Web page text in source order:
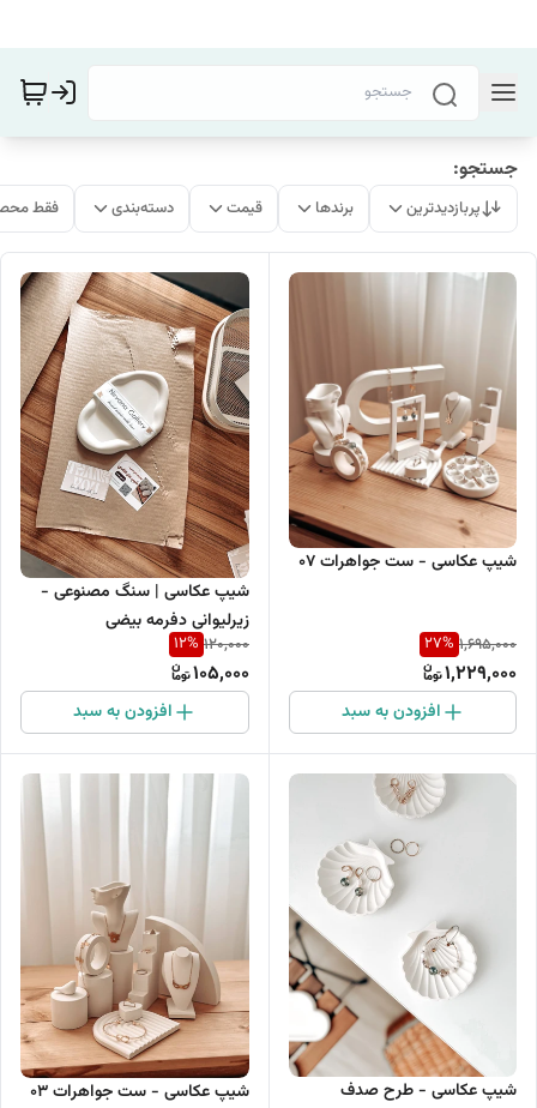
جستجو:
پربازدیدترین برندها قیمت دسته‌بندی فقط
شیپ عکاسی - ست جواهرات 07
1,695,000
27%
1,229,000
افزودن به سبد
شیپ عکاسی | سنگ مصنوعی -
زیرلیوانی دفرمه بیضی
120,000
12%
105,000
افزودن به سبد
شیپ عکاسی - طرح صدف شیپ عکاسی - ست جواهرات 03